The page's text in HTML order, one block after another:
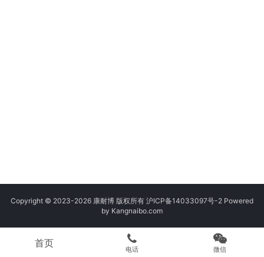
Copyright © 2023-2026 康耐博 版权所有 沪ICP备14033097号-2 Powered
by Kangnaibo.com
首页
电话 微信